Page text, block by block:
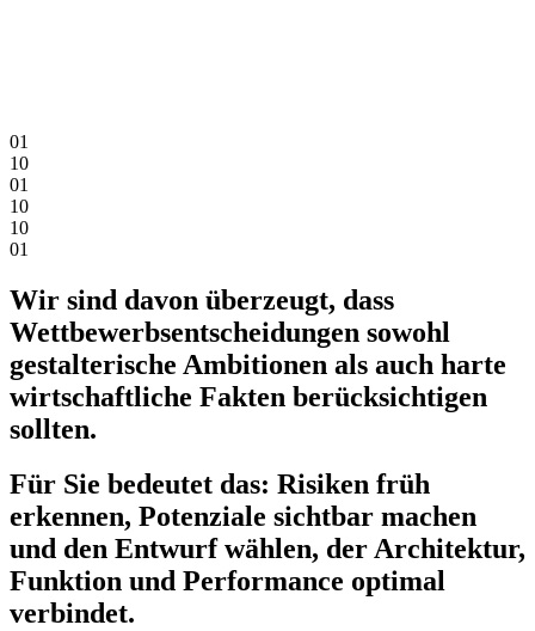
01
10
01
10
10
01
Wir sind davon überzeugt, dass
Wettbewerbsentscheidungen sowohl
gestalterische Ambitionen als auch harte
wirtschaftliche Fakten berücksichtigen
sollten.
Für Sie bedeutet das: Risiken früh
erkennen, Potenziale sichtbar machen
und den Entwurf wählen, der Architektur,
Funktion und Performance optimal
verbindet.